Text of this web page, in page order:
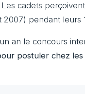
cadets
pendant leurs
an le concours
postuler chez